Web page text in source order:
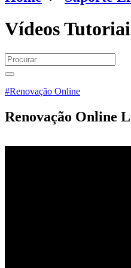
Vídeos
#Renovação Online
Renovação Online